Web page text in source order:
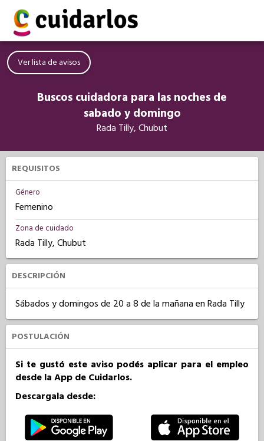
Ver lista de avisos
Buscos cuidadora para las noches de
sabado y domingo
Rada Tilly, Chubut
REQUISITOS
Género
Femenino
Zona de cuidado
Rada Tilly, Chubut
DESCRIPCIÓN
Sábados y domingos de 20 a 8 de la mañana en Rada Tilly
POSTULACIÓN
Si te gustó este aviso podés aplicar para el empleo
desde la App de Cuidarlos.
Descargala desde: